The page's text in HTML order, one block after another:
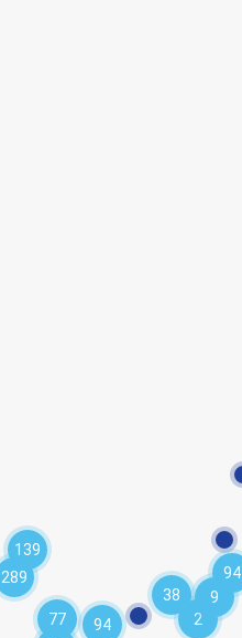
289
139
94
77
94
9
38
2